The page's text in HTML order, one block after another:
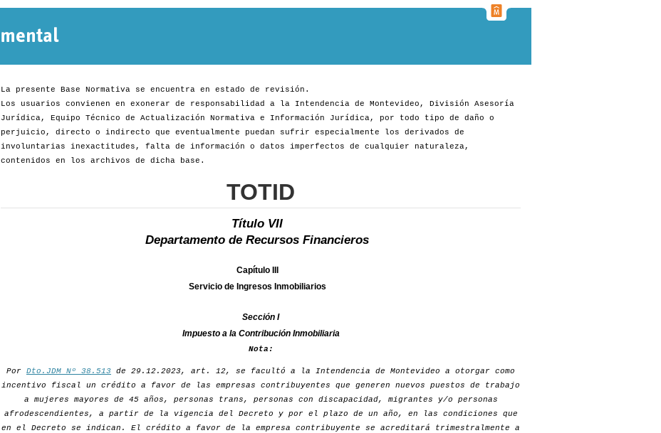
La presente Base Normativa se encuentra en estado de revisión.
Los usuarios convienen en exonerar de responsabilidad a la Intendencia de Montevideo, División Asesoría
Jurídica, Equipo Técnico de Actualización Normativa e Información Jurídica, por todo tipo de daño o
perjuicio, directo o indirecto que eventualmente puedan sufrir especialmente los derivados de
involuntarias inexactitudes, falta de información o datos imperfectos de cualquier naturaleza,
contenidos en los archivos de dicha base.
TOTID
Título VII
Departamento de Recursos Financieros
Capítulo III
Servicio de Ingresos Inmobiliarios
Sección I
Impuesto a la Contribución Inmobiliaria
Nota:
Por Dto.JDM Nº 38.513 de 29.12.2023, art. 12, se facultó a la Intendencia de Montevideo a otorgar como
incentivo fiscal un crédito a favor de las empresas contribuyentes que generen nuevos puestos de trabajo
a mujeres mayores de 45 años, personas trans, personas con discapacidad, migrantes y/o personas
afrodescendientes, a partir de la vigencia del Decreto y por el plazo de un año, en las condiciones que
en el Decreto se indican. El crédito a favor de la empresa contribuyente se acreditará trimestralmente a